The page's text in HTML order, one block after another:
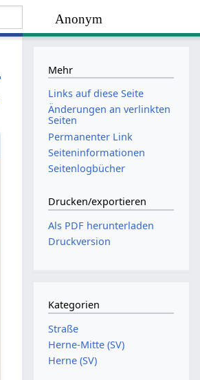
Anonym
Mehr
Links auf diese Seite
Änderungen an verlinkten
Seiten
Permanenter Link
Seiten­­informationen
Seitenlogbücher
Drucken/­exportieren
Als PDF herunterladen
Druckversion
Kategorien
Straße
Herne-Mitte (SV)
Herne (SV)